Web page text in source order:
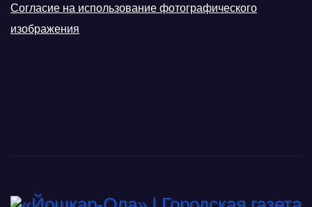
Согласие на использование фотографического
изображения